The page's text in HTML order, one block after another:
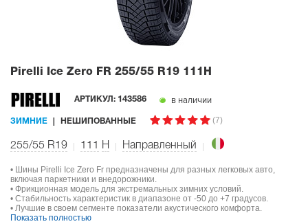
Pirelli Ice Zero FR 255/55 R19 111H
АРТИКУЛ: 143586 в наличии
ЗИМНИЕ НЕШИПОВАННЫЕ (7)
255/55 R19 111 H Направленный
• Шины Pirelli Ice Zero Fr предназначены для разных легковых авто,
включая паркетники и внедорожники.
• Фрикционная модель для экстремальных зимних условий.
• Стабильность характеристик в диапазоне от -50 до +7 градусов.
• Лучшие в своем сегменте показатели акустического комфорта.
Показать полностью